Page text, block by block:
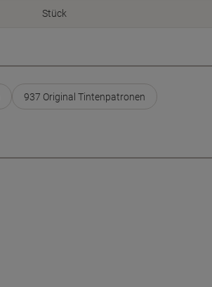
Stück
937 Original Tintenpatronen